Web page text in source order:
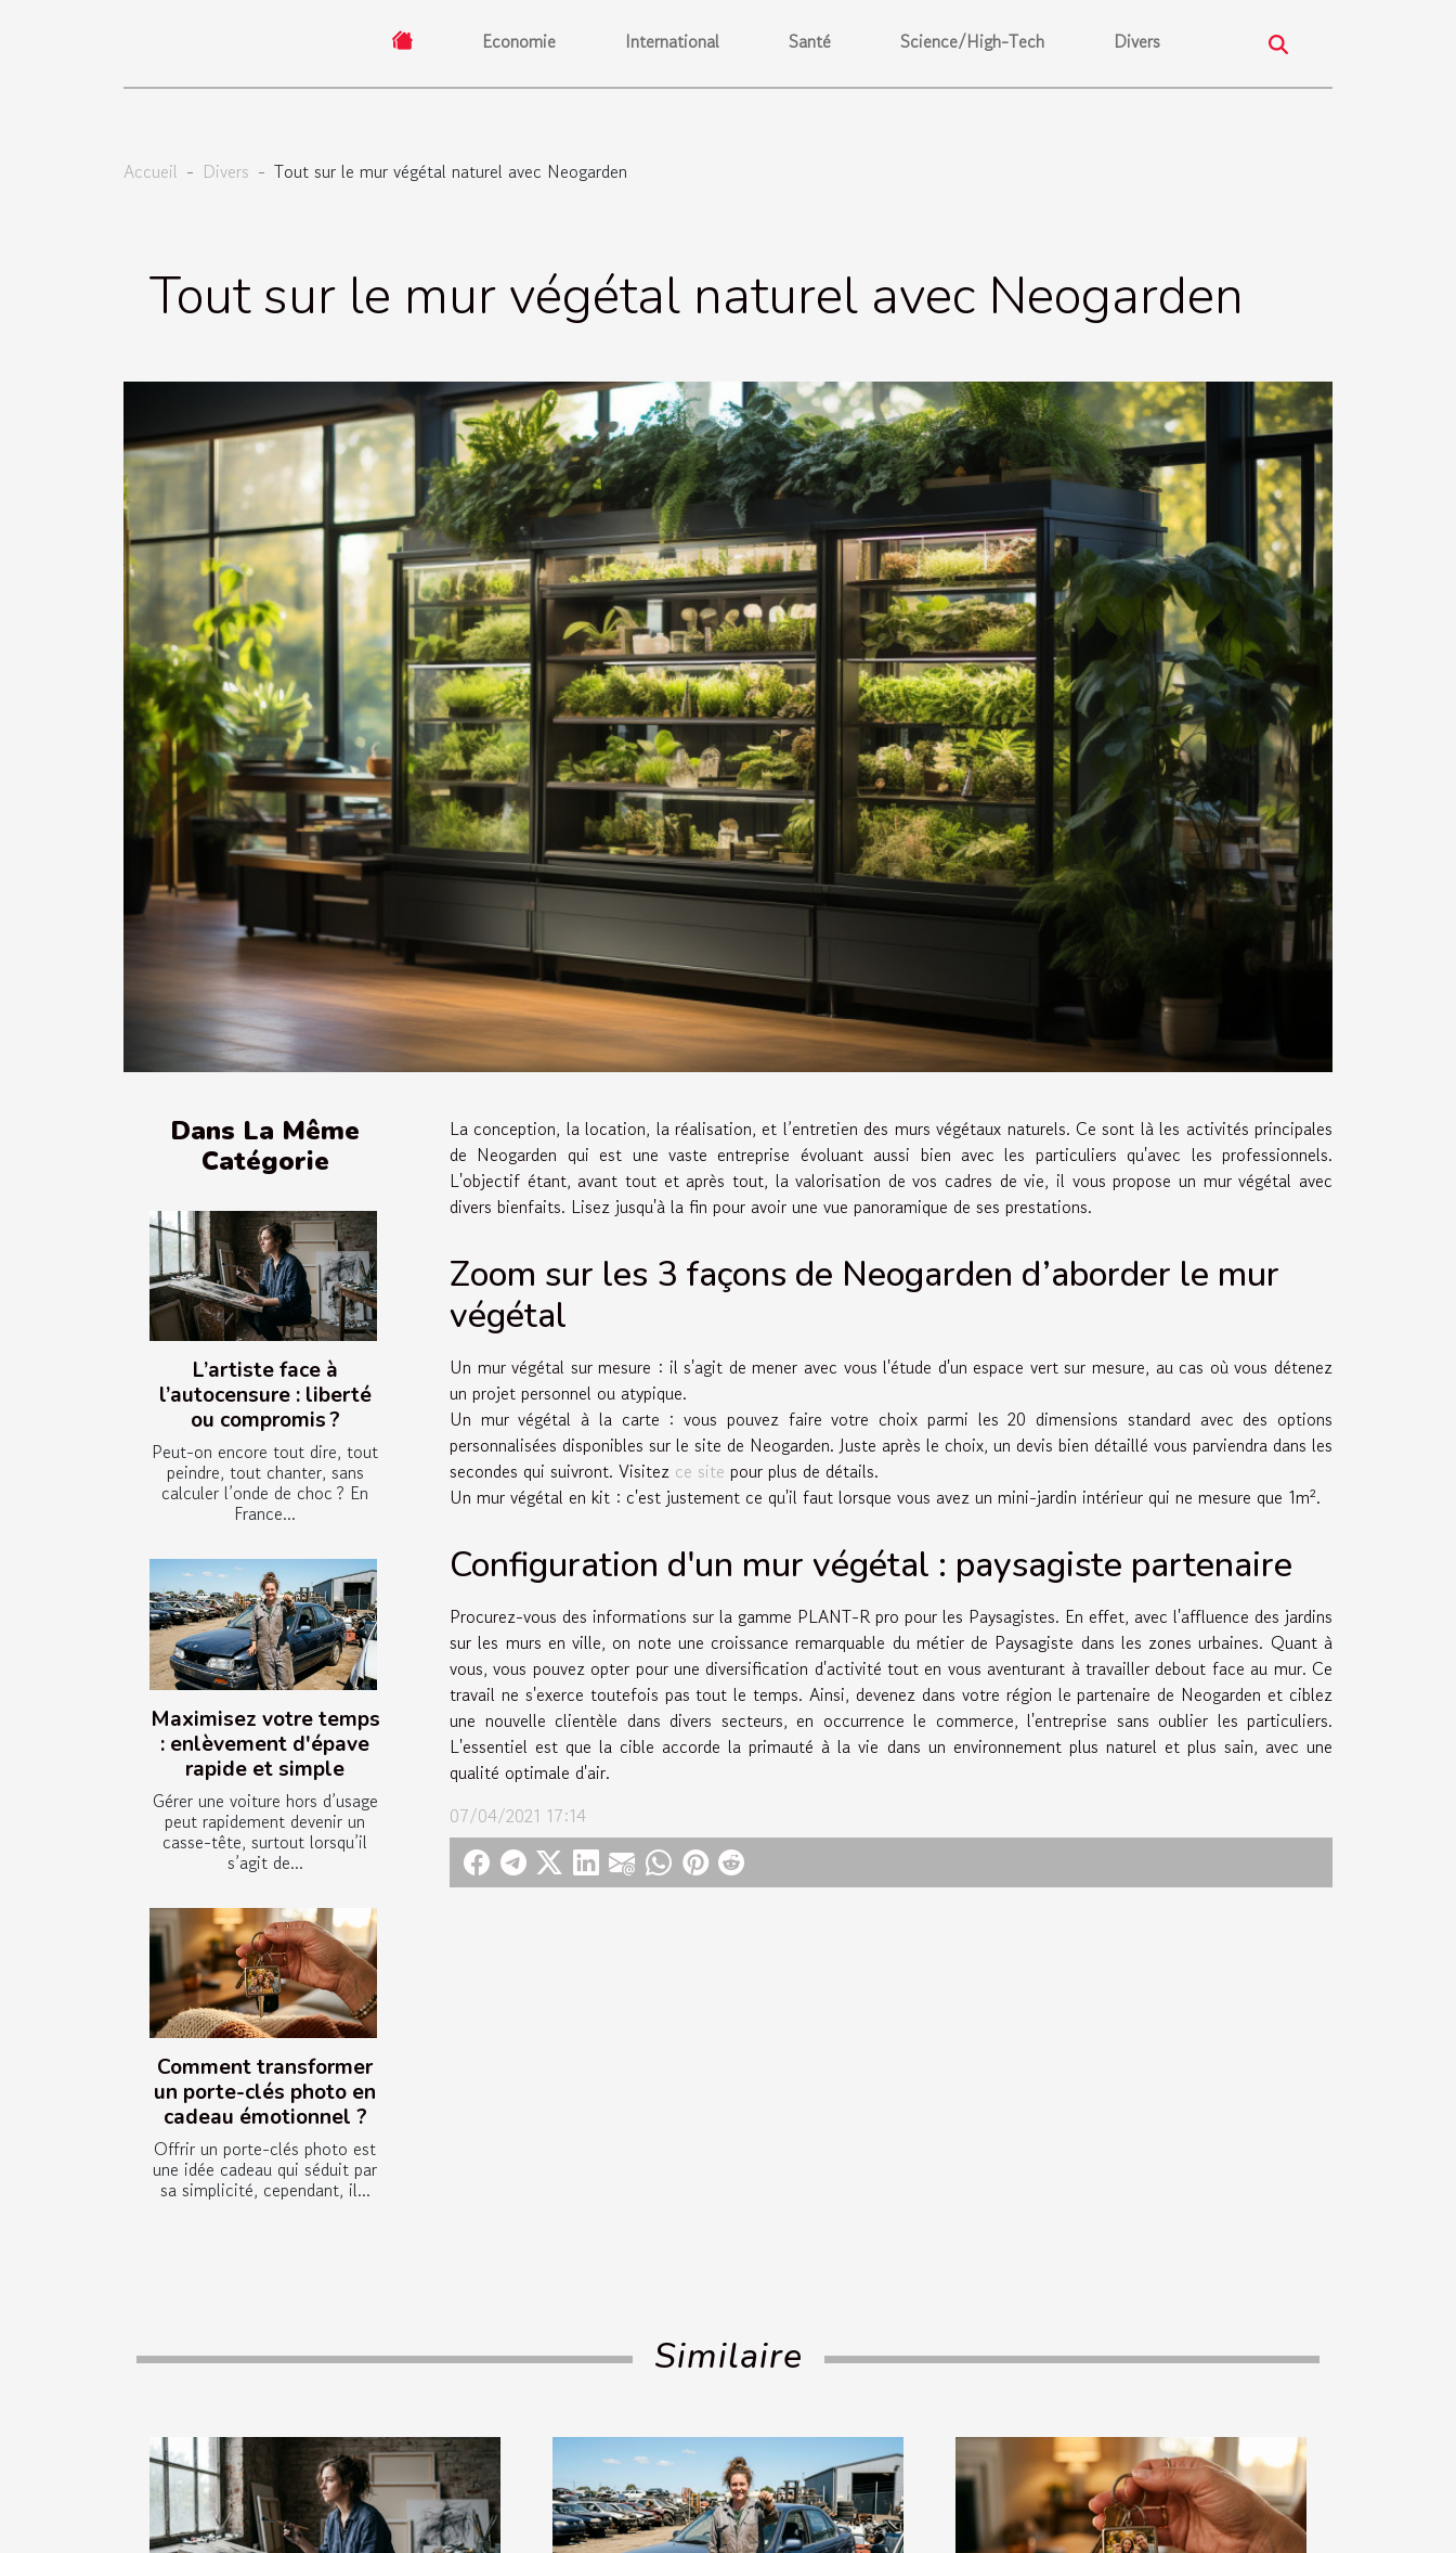
Economie International Santé Science/High-Tech Divers
Accueil Divers Tout sur le mur végétal naturel avec Neogarden
Tout sur le mur végétal naturel avec Neogarden
Dans La Même
Catégorie
L’artiste face à
l’autocensure : liberté
ou compromis ?
Peut-on encore tout dire, tout
peindre, tout chanter, sans
calculer l’onde de choc ? En
France...
Maximisez votre temps
: enlèvement d'épave
rapide et simple
Gérer une voiture hors d’usage
peut rapidement devenir un
casse-tête, surtout lorsqu’il
s’agit de...
Comment transformer
un porte-clés photo en
cadeau émotionnel ?
Offrir un porte-clés photo est
une idée cadeau qui séduit par
sa simplicité, cependant, il...
La conception, la location, la réalisation, et l’entretien des murs végétaux naturels. Ce sont là les activités principales
de Neogarden qui est une vaste entreprise évoluant aussi bien avec les particuliers qu'avec les professionnels.
L'objectif étant, avant tout et après tout, la valorisation de vos cadres de vie, il vous propose un mur végétal avec
divers bienfaits. Lisez jusqu'à la fin pour avoir une vue panoramique de ses prestations.
Zoom sur les 3 façons de Neogarden d’aborder le mur
végétal
Un mur végétal sur mesure : il s'agit de mener avec vous l'étude d'un espace vert sur mesure, au cas où vous détenez
un projet personnel ou atypique.
Un mur végétal à la carte : vous pouvez faire votre choix parmi les 20 dimensions standard avec des options
personnalisées disponibles sur le site de Neogarden. Juste après le choix, un devis bien détaillé vous parviendra dans les
secondes qui suivront. Visitez ce site pour plus de détails.
Un mur végétal en kit : c'est justement ce qu'il faut lorsque vous avez un mini-jardin intérieur qui ne mesure que 1m².
Configuration d'un mur végétal : paysagiste partenaire
Procurez-vous des informations sur la gamme PLANT-R pro pour les Paysagistes. En effet, avec l'affluence des jardins
sur les murs en ville, on note une croissance remarquable du métier de Paysagiste dans les zones urbaines. Quant à
vous, vous pouvez opter pour une diversification d'activité tout en vous aventurant à travailler debout face au mur. Ce
travail ne s'exerce toutefois pas tout le temps. Ainsi, devenez dans votre région le partenaire de Neogarden et ciblez
une nouvelle clientèle dans divers secteurs, en occurrence le commerce, l'entreprise sans oublier les particuliers.
L'essentiel est que la cible accorde la primauté à la vie dans un environnement plus naturel et plus sain, avec une
qualité optimale d'air.
07/04/2021 17:14
Similaire